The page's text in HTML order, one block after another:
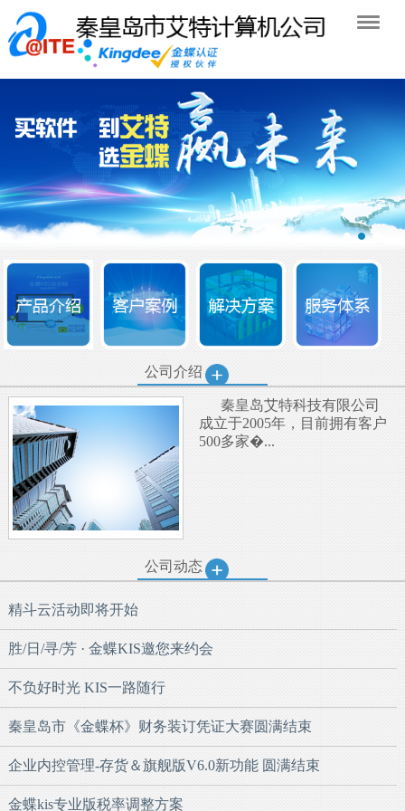
公司介绍
秦皇岛艾特科技有限公司
成立于2005年，目前拥有客户
500多家�...
公司动态
精斗云活动即将开始
胜/日/寻/芳 · 金蝶KIS邀您来约会
不负好时光 KIS一路随行
秦皇岛市《金蝶杯》财务装订凭证大赛圆满结束
企业内控管理-存货＆旗舰版V6.0新功能 圆满结束
金蝶kis专业版税率调整方案